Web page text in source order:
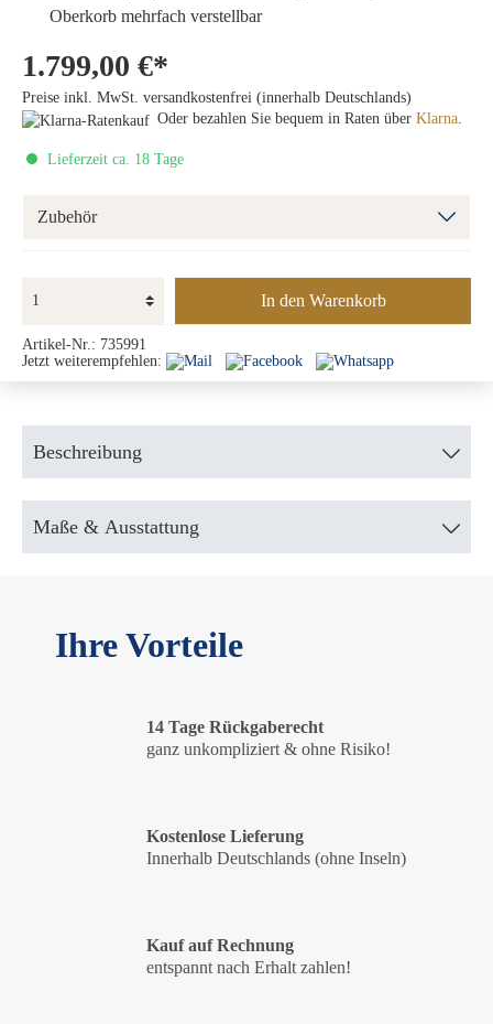
Oberkorb mehrfach verstellbar
1.799,00 €*
Preise inkl. MwSt. versandkostenfrei (innerhalb Deutschlands)
Oder bezahlen Sie bequem in Raten über Klarna.
Lieferzeit ca. 18 Tage
Zubehör
In den Warenkorb
Artikel-Nr.: 735991
Jetzt weiterempfehlen:
Beschreibung
Maße & Ausstattung
Ihre Vorteile
14 Tage Rückgaberecht
ganz unkompliziert & ohne Risiko!
Kostenlose Lieferung
Innerhalb Deutschlands (ohne Inseln)
Kauf auf Rechnung
entspannt nach Erhalt zahlen!